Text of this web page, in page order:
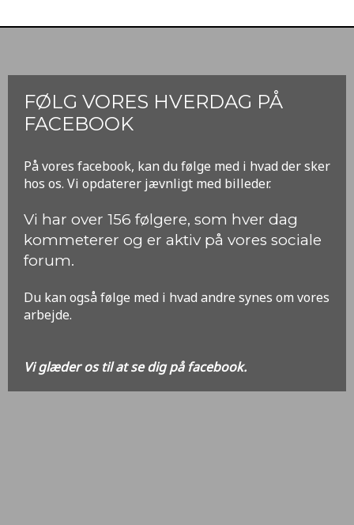
FØLG VORES HVERDAG PÅ
FACEBOOK
​På vores facebook, kan du følge med i hvad der sker
hos os. Vi opdaterer jævnligt med billeder.
​Vi har over 156 følgere, som hver dag
kommeterer og er aktiv på vores sociale
forum.
Du kan også følge med i hvad andre synes om vores
arbejde.
Vi glæder os til at se dig på facebook.